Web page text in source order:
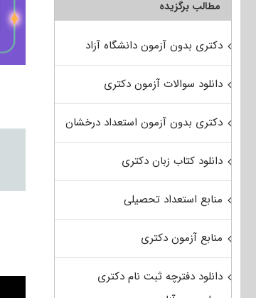
مطالب برگزیده
دکتری بدون آزمون دانشگاه آزاد
دانلود سوالات آزمون دکتری
دکتری بدون آزمون استعداد درخشان
دانلود کتاب زبان دکتری
منابع استعداد تحصیلی
منابع آزمون دکتری
دانلود دفترچه ثبت نام دکتری